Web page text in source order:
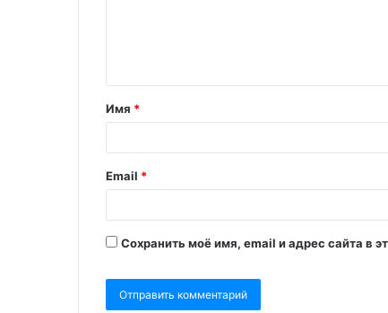
Имя *
Email *
Сохранить моё имя, email и адрес сайта в